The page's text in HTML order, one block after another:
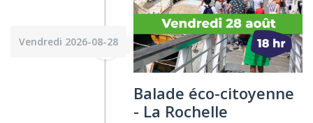
Vendredi 2026-08-28
Balade éco-citoyenne
- La Rochelle